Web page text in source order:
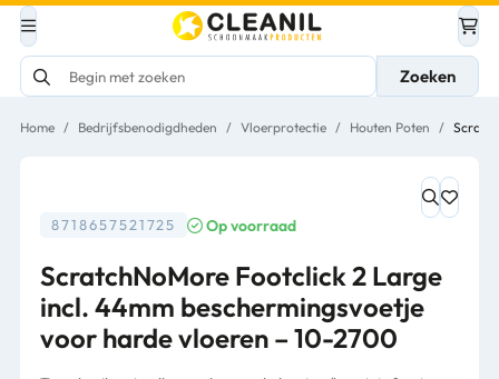
Zoeken
Home / Bedrijfsbenodigdheden / Vloerprotectie / Houten Poten /
8718657521725 Op voorraad
ScratchNoMore Footclick 2 Large
incl. 44mm beschermingsvoetje
voor harde vloeren – 10-2700